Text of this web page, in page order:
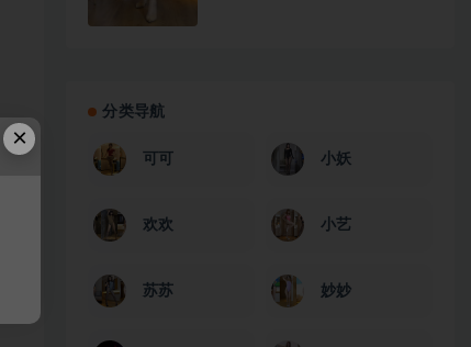
分类导航
可可 小妖
欢欢 小艺
苏苏 妙妙
×